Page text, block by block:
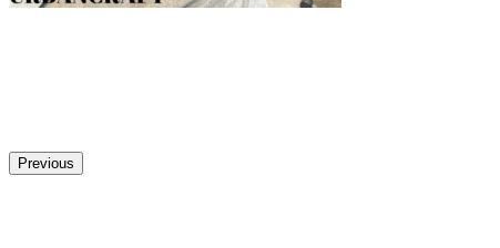
Previous